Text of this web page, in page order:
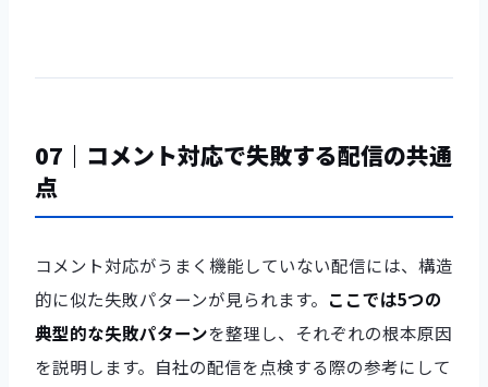
07｜コメント対応で失敗する配信の共通
点
コメント対応がうまく機能していない配信には、構造
的に似た失敗パターンが見られます。 ここでは5つの
典型的な失敗パターンを整理し、それぞれの根本原因
を説明します。自社の配信を点検する際の参考にして